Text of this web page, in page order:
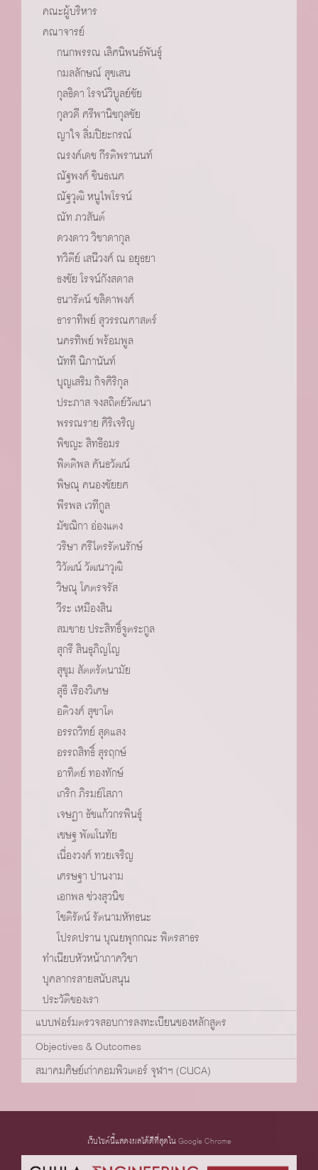
คณะผู้บริหาร
คณาจารย์
กนกพรรณ เลิศนิพนธ์พันธุ์
กมลลักษณ์ สุขเสน
กุลธิดา โรจน์วิบูลย์ชัย
กุลวดี ศรีพานิชกุลชัย
ญาใจ ลิ่มปิยะกรณ์
ณรงค์เดช กีรติพรานนท์
ณัฐพงศ์ ชินธเนศ
ณัฐวุฒิ หนูไพโรจน์
ณัท ภวสันต์
ดวงดาว วิชาดากุล
ทวิตีย์ เสนีวงศ์ ณ อยุธยา
ธงชัย โรจน์กังสดาล
ธนารัตน์ ชลิดาพงศ์
ธาราทิพย์ สุวรรณศาสตร์
นครทิพย์ พร้อมพูล
นัทที นิภานันท์
บุญเสริม กิจศิริกุล
ประภาส จงสถิตย์วัฒนา
พรรณราย ศิริเจริญ
พิชญะ สิทธีอมร
พิตติพล คันธวัฒน์
พิษณุ คนองชัยยศ
พีรพล เวทีกูล
มัชฌิกา อ่องแตง
วริษา ศรีไตรรัตนรักษ์
วิวัฒน์ วัฒนาวุฒิ
วิษณุ โคตรจรัส
วีระ เหมืองสิน
สมชาย ประสิทธิ์จูตระกูล
สุกรี สินธุภิญโญ
สุขุม สัตตรัตนามัย
สุธี เรืองวิเศษ
อติวงศ์ สุชาโต
อรรถวิทย์ สุดแสง
อรรถสิทธิ์ สุรฤกษ์
อาทิตย์ ทองทักษ์
เกริก ภิรมย์โสภา
เจษฏา ธัชแก้วกรพินธ์ุ
เชษฐ พัฒโนทัย
เนื่องวงศ์ ทวยเจริญ
เศรษฐา ปานงาม
เอกพล ช่วงสุวนิช
โชติรัตน์ รัตนามหัทธนะ
โปรดปราน บุณยพุกกณะ พิตรสาธร
ทำเนียบหัวหน้าภาควิชา
บุคลากรสายสนับสนุน
ประวัติของเรา
แบบฟอร์มตรวจสอบการลงทะเบียนของหลักสูตร
Objectives & Outcomes
สมาคมศิษย์เก่าคอมพิวเตอร์ จุฬาฯ (CUCA)
เว็บไซต์นี้แสดงผลได้ดีที่สุดในGoogle Chrome